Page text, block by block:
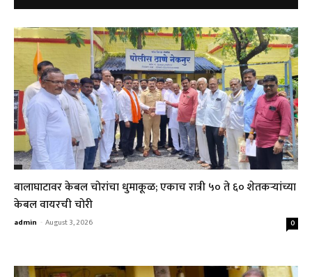
बालाघाटावर केबल चोरांचा धुमाकूळ; एकाच रात्री ५० ते ६० शेतकऱ्यांच्या
केबल वायरची चोरी
admin - August 3, 2026 0